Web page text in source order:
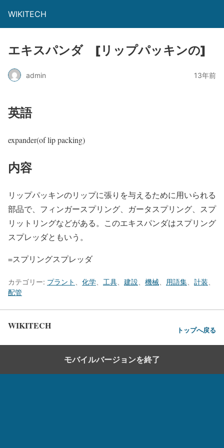
WIKITECH
エキスパンダ [リップパッキンの]
admin 13年前
英語
expander(of lip packing)
内容
リップパッキンのリップに張りを与えるために用いられる
部品で、フィンガースプリング、ガータスプリング、スプ
リットリングなどがある。このエキスパンダはスプリング
スプレッダともいう。
=スプリングスプレッダ
カテゴリー: プラント 化学 工具 建設 機械 用語集 計装
配管
WIKITECH トップへ戻る
モバイルバージョンを終了